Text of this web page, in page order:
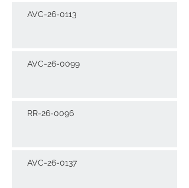
AVC-26-0113
AVC-26-0099
RR-26-0096
AVC-26-0137